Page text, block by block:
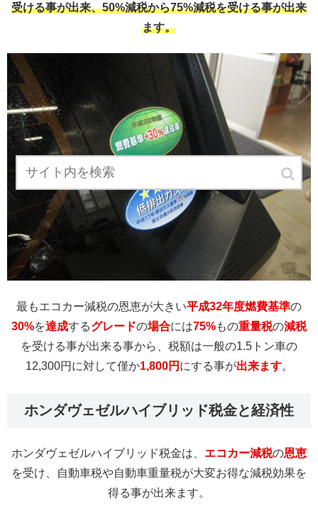
受ける事が出来、50%減税から75%減税を受ける事が出来
ます。
最もエコカー減税の恩恵が大きい平成32年度燃費基準の
30%を達成するグレードの場合には75%もの重量税の減税
を受ける事が出来る事から、税額は一般の1.5トン車の
12,300円に対して僅か1,800円 にする事が出来ます。
ホンダヴェゼルハイブリッド税金と経済性
ホンダヴェゼルハイブリッド税金は、 エコカー減税の恩恵
を受け、自動車税や自動車重量税が大変お得な減税効果を
得る事が出来ます。